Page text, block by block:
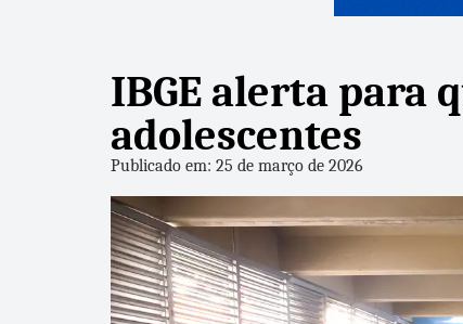
IBGE alerta para
adolescentes
Publicado em: 25 de março de 2026